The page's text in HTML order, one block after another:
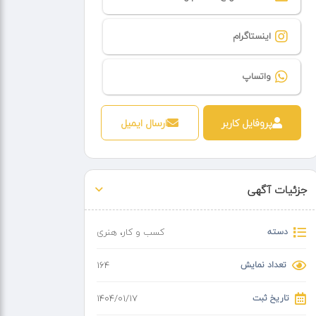
اینستاگرام
واتساپ
پروفایل کاربر ارسال ایمیل
جزئیات آگهی
دسته کسب و کار،هنری
تعداد نمایش 164
تاریخ ثبت ۱۴۰۴/۰۱/۱۷